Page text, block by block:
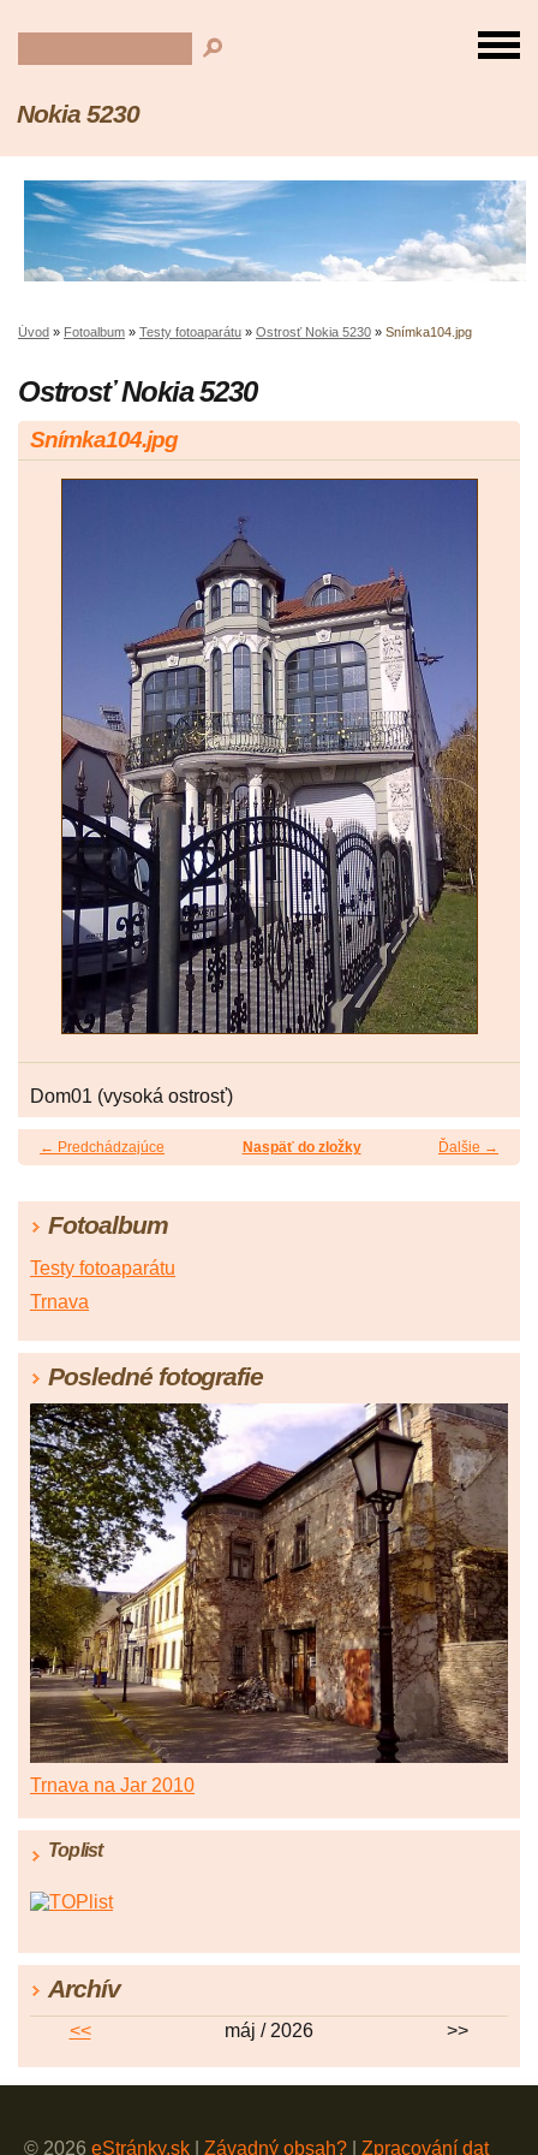
Nokia 5230
Úvod » Fotoalbum » Testy fotoaparátu » Ostrosť Nokia 5230 » Snímka104.jpg
Ostrosť Nokia 5230
Snímka104.jpg
Dom01 (vysoká ostrosť)
← Predchádzajúce Ďalšie →
Naspäť do zložky
Fotoalbum
Testy fotoaparátu
Trnava
Posledné fotografie
Trnava na Jar 2010
Toplist
Archív
<< máj / 2026 >>
© 2026 eStránky.sk Závadný obsah? Zpracování dat